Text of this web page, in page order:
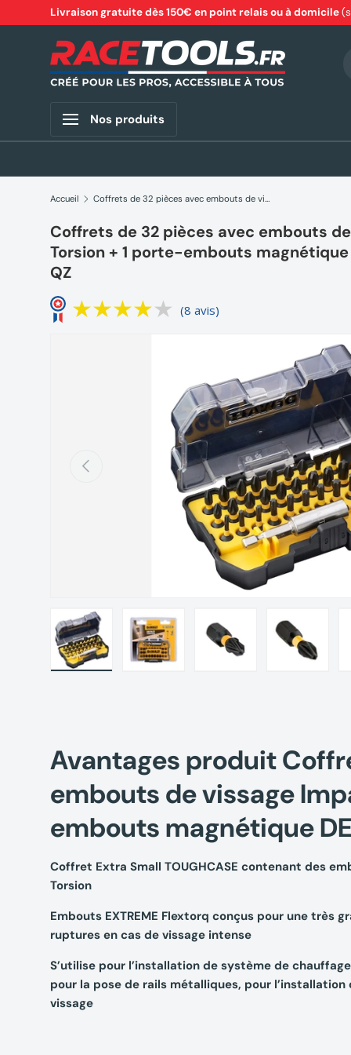
Aller au contenu
Livraison gratuite dès 150€ en point relais ou à domicile
Nos produits
Accueil Coffrets de 32 pièces avec embouts de vissage Impact Torsion + 1 porte-embouts magnétique DEWALT DT70523T-QZ
Coffrets de 32 pièces avec embouts
Torsion + 1 porte-embouts magnétique
QZ
(8 avis)
Précédent
Avantages produit
embouts de vissage
embouts magnétique
Coffret Extra Small TOUGHCASE contenant des
Torsion
Embouts EXTREME Flextorq conçus pour une très
ruptures en cas de vissage intense
S’utilise pour l’installation de système de
pour la pose de rails métalliques, pour
vissage